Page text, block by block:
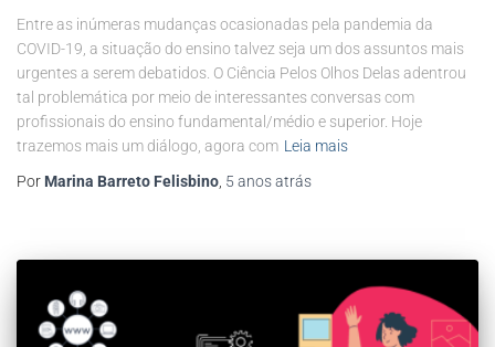
Entre as inúmeras mudanças ocasionadas pela pandemia da
COVID-19, a situação do ensino talvez seja um dos assuntos mais
urgentes a serem debatidos. O Ciência Pelos Olhos Delas adentrou
tal problemática por meio de interessantes conversas com
profissionais do ensino fundamental/médio e superior. Hoje
trazemos mais um diálogo, agora com Leia mais
Por Marina Barreto Felisbino 5 anosatrás